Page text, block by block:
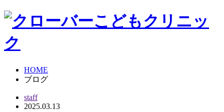
HOME
ブログ
staff
2025.03.13